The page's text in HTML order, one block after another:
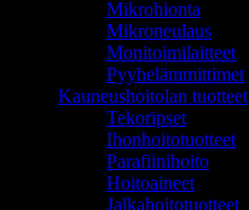
Mikrohionta
Mikroneulaus
Monitoimilaitteet
Pyyhelämmittimet
Kauneushoitolan tuotteet
Tekoripset
Ihonhoitotuotteet
Parafiinihoito
Hoitoaineet
Jalkahoitotuotteet